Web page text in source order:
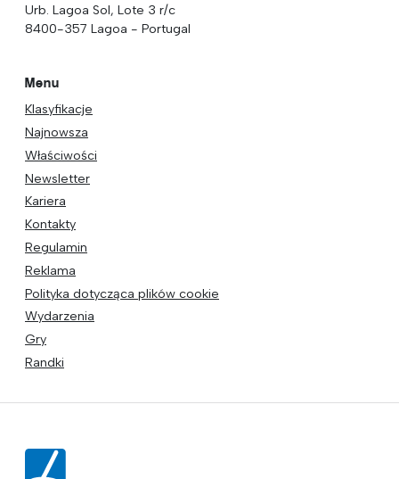
Urb. Lagoa Sol, Lote 3 r/c
8400-357 Lagoa - Portugal
Menu
Klasyfikacje
Najnowsza
Właściwości
Newsletter
Kariera
Kontakty
Regulamin
Reklama
Polityka dotycząca plików cookie
Wydarzenia
Gry
Randki